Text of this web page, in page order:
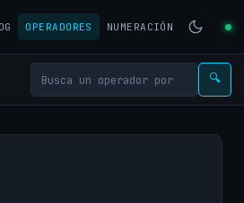
OPERADORES NUMERACIÓN
🔍